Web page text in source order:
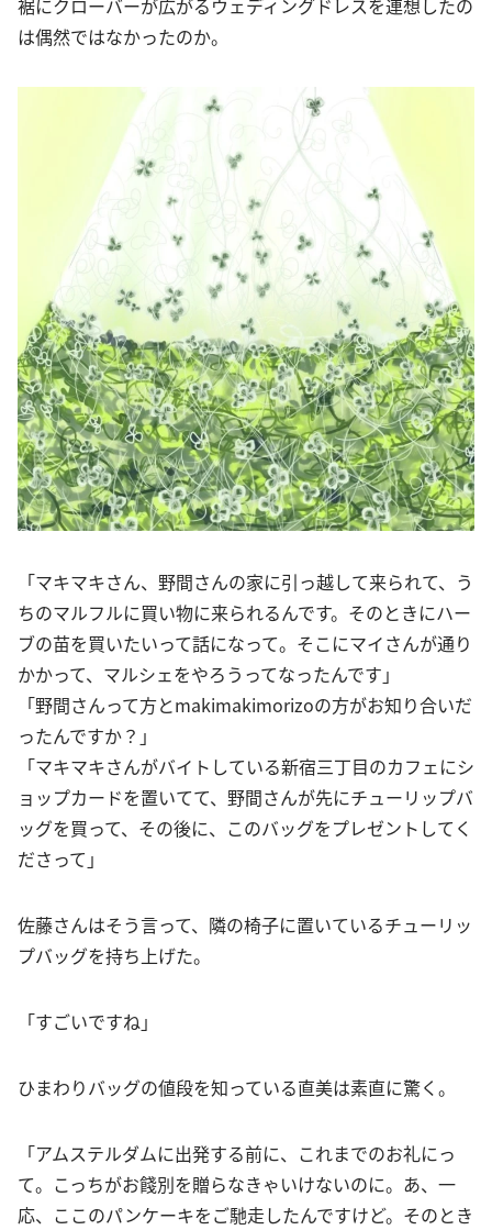
裾にクローバーが広がるウェディングドレスを連想したの
は偶然ではなかったのか。
「マキマキさん、野間さんの家に引っ越して来られて、う
ちのマルフルに買い物に来られるんです。そのときにハー
ブの苗を買いたいって話になって。そこにマイさんが通り
かかって、マルシェをやろうってなったんです」
「野間さんって方とmakimakimorizoの方がお知り合いだ
ったんですか？」
「マキマキさんがバイトしている新宿三丁目のカフェにシ
ョップカードを置いてて、野間さんが先にチューリップバ
ッグを買って、その後に、このバッグをプレゼントしてく
ださって」
佐藤さんはそう言って、隣の椅子に置いているチューリッ
プバッグを持ち上げた。
「すごいですね」
ひまわりバッグの値段を知っている直美は素直に驚く。
「アムステルダムに出発する前に、これまでのお礼にっ
て。こっちがお餞別を贈らなきゃいけないのに。あ、一
応、ここのパンケーキをご馳走したんですけど。そのとき